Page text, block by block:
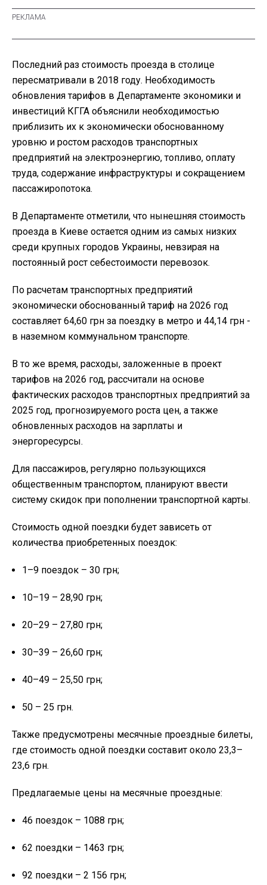
Последний раз стоимость проезда в столице
пересматривали в 2018 году. Необходимость
обновления тарифов в Департаменте экономики и
инвестиций КГГА объяснили необходимостью
приблизить их к экономически обоснованному
уровню и ростом расходов транспортных
предприятий на электроэнергию, топливо, оплату
труда, содержание инфраструктуры и сокращением
пассажиропотока.
В Департаменте отметили, что нынешняя стоимость
проезда в Киеве остается одним из самых низких
среди крупных городов Украины, невзирая на
постоянный рост себестоимости перевозок.
По расчетам транспортных предприятий
экономически обоснованный тариф на 2026 год
составляет 64,60 грн за поездку в метро и 44,14 грн -
в наземном коммунальном транспорте.
В то же время, расходы, заложенные в проект
тарифов на 2026 год, рассчитали на основе
фактических расходов транспортных предприятий за
2025 год, прогнозируемого роста цен, а также
обновленных расходов на зарплаты и
энергоресурсы.
Для пассажиров, регулярно пользующихся
общественным транспортом, планируют ввести
систему скидок при пополнении транспортной карты.
Стоимость одной поездки будет зависеть от
количества приобретенных поездок:
1–9 поездок – 30 грн;
10–19 – 28,90 грн;
20–29 – 27,80 грн;
30–39 – 26,60 грн;
40–49 – 25,50 грн;
50 – 25 грн.
Также предусмотрены месячные проездные билеты,
где стоимость одной поездки составит около 23,3–
23,6 грн.
Предлагаемые цены на месячные проездные:
46 поездок – 1088 грн;
62 поездки – 1463 грн;
92 поездки – 2 156 грн;